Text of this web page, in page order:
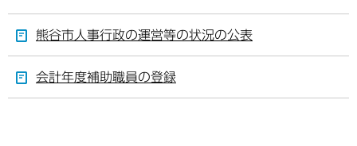
熊谷市人事行政の運営等の状況の公表
会計年度補助職員の登録